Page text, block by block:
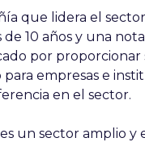
que lidera el
10 años y una
por proporcionar
empresas e
en el sector.
un sector amplio y